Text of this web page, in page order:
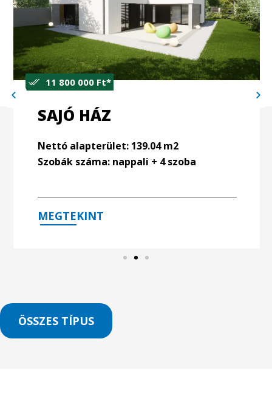
11 800 000 Ft*
SAJÓ HÁZ
Nettó alapterület: 139.04 m2
Szobák száma: nappali + 4 szoba
MEGTEKINT
ÖSSZES TÍPUS